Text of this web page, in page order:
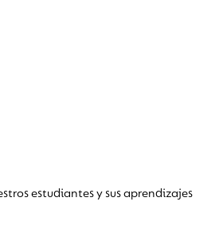
estudiantes y sus aprendizajes